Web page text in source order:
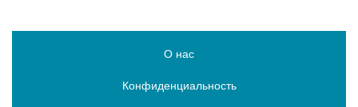
О нас
Конфиденциальность